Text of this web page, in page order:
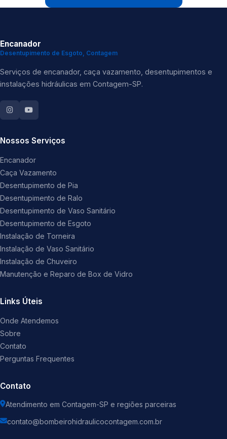
Encanador
Desentupimento de Esgoto, Contagem
Serviços de encanador, caça vazamento, desentupimentos e
instalações hidráulicas em Contagem-SP.
Nossos Serviços
Encanador
Caça Vazamento
Desentupimento de Pia
Desentupimento de Ralo
Desentupimento de Vaso Sanitário
Desentupimento de Esgoto
Instalação de Torneira
Instalação de Vaso Sanitário
Instalação de Chuveiro
Manutenção e Reparo de Box de Vidro
Links Úteis
Onde Atendemos
Sobre
Contato
Perguntas Frequentes
Contato
Atendimento em Contagem-SP e regiões parceiras
contato@bombeirohidraulicocontagem.com.br